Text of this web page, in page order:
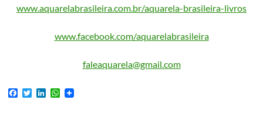
www.aquarelabrasileira.com.br/aquarela-brasileira-livros
www.facebook.com/aquarelabrasileira
faleaquarela@gmail.com
F
T
W